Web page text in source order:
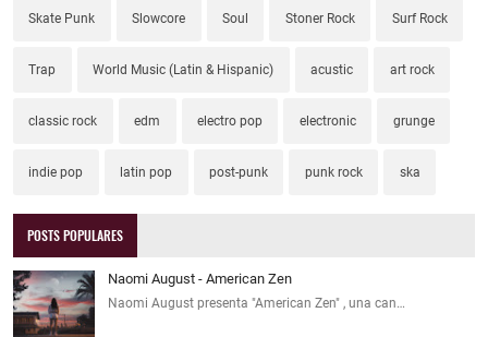
Skate Punk Slowcore Soul Stoner Rock Surf Rock
Trap World Music (Latin & Hispanic) acustic art rock
classic rock edm electro pop electronic grunge
indie pop latin pop post-punk punk rock ska
POSTS POPULARES
Naomi August - American Zen
Naomi August presenta "American Zen" , una can…